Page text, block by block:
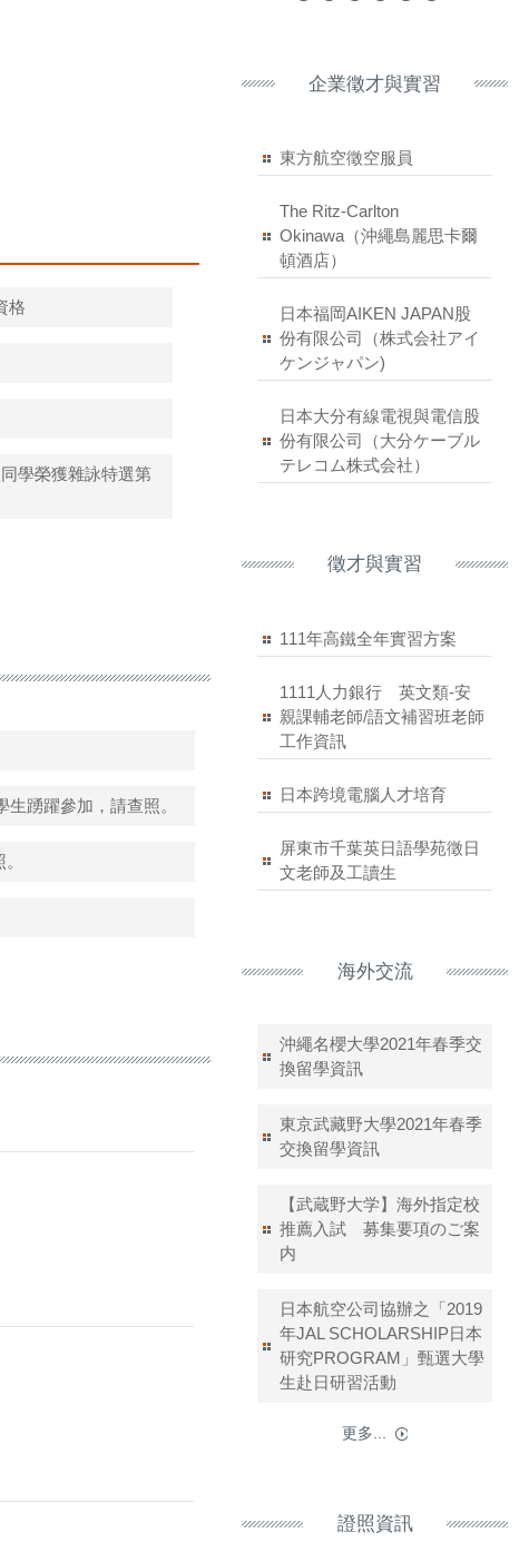
格
學榮獲雜詠特選第
踴躍參加，請查照。
企業徵才與實習
東方航空徵空服員
The Ritz-Carlton
Okinawa（沖繩島麗思卡爾
頓酒店）
日本福岡AIKEN JAPAN股
份有限公司（株式会社アイ
ケンジャパン)
日本大分有線電視與電信股
份有限公司（大分ケーブル
テレコム株式会社）
徵才與實習
111年高鐵全年實習方案
1111人力銀行 英文類-安
親課輔老師/語文補習班老師
工作資訊
日本跨境電腦人才培育
屏東市千葉英日語學苑徵日
文老師及工讀生
海外交流
沖繩名櫻大學2021年春季交
換留學資訊
東京武藏野大學2021年春季
交換留學資訊
【武蔵野大学】海外指定校
推薦入試 募集要項のご案
内
日本航空公司協辦之「2019
年JAL SCHOLARSHIP日本
研究PROGRAM」甄選大學
生赴日研習活動
更多...
證照資訊